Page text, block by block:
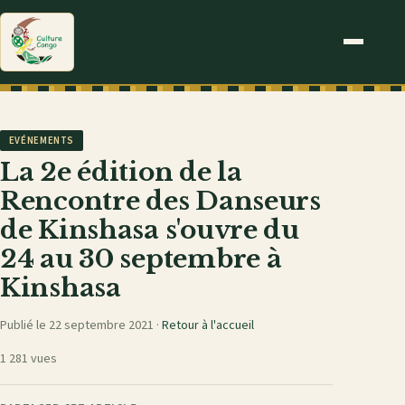
EVÉNEMENTS
La 2e édition de la
Rencontre des Danseurs
de Kinshasa s'ouvre du
24 au 30 septembre à
Kinshasa
Publié le 22 septembre 2021 · Retour à l'accueil
1 281 vues